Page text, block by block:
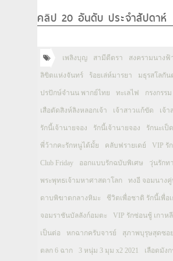
คลิป 20 อันดับ ประจำสัปดาห์
เพลิงบุญ สามีตีตรา สงครามนางฟ้
ลิขิตแห่งจันทร์ ร้อยเล่ห์มารยา มธุรสโลกัน
ปรปักษ์จำนน พากย์ไทย ทะเลไฟ กรงกรรม
เสือตัดสิงห์ลิงหลอกเจ้า เจ้าสาวแก้ขัด เจ้
รักนี้เจ้านายจอง รักนี้เจ้านายจอง รักนะเป็
พี่ว้ากคะรักหนูได้มั้ย คลับฟรายเดย์ VIP รั
Club Friday ออกแบบรักฉบับพิเศษ วุ่นรักท
พระพุทธเจ้ามหาศาสดาโลก ทงอี จอมนางคู่
ดาบพิฆาตกลางหิมะ ชีวิตเพื่อชาติ รักนี้เพื่อเ
จอมราชันบัลลังก์อมตะ VIP รักซ่อนชู้ เกาหลี
เป็นต่อ หกฉากครับจารย์ สุภาพบุรุษสุดซอย
ตลก 6 ฉาก 3 หนุ่ม 3 มุม x2 2021 เลือดมัง